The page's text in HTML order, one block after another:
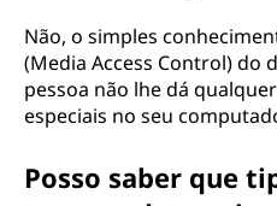
Não, o simples
(Media Access Control) do
pessoa não lhe dá
especiais no seu
Posso saber que